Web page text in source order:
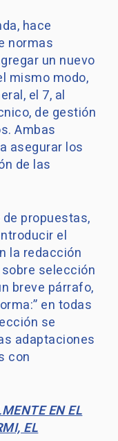
hace
normas
un nuevo
mismo modo,
el 7, al
de gestión
Ambas
asegurar los
de las
propuestas,
el
la redacción
selección
breve párrafo,
en todas
se
adaptaciones
con
EN EL
EL